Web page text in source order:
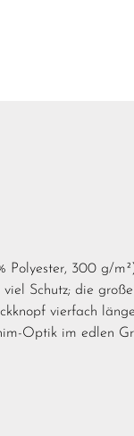
Polyester, 300 g/
Schutz; die
vierfach
Optik im edlen